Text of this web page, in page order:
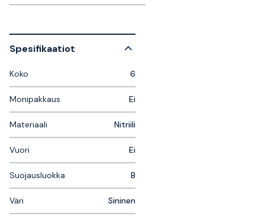
Spesifikaatiot
Koko 6
Monipakkaus Ei
Materiaali Nitriili
Vuori Ei
Suojausluokka B
Väri Sininen